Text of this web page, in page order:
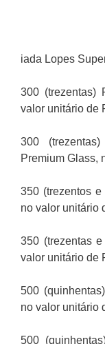
iada Lopes
300 (trezentas)
valor unitário de
300
Premium Glass,
350 (trezentos
no valor unitário
350 (trezentas
valor unitário de
500
no valor unitário
500